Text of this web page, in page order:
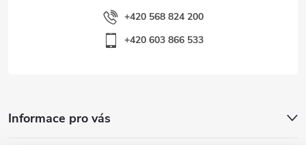
+420 568 824 200
+420 603 866 533
Informace pro vás